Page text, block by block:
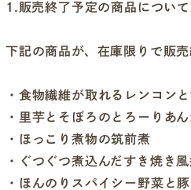
1.販売終了予定の商品について
下記の商品が、在庫限りで販売
・食物繊維が取れるレンコン
・里芋とそぼろのとろーりあ
・ほっこり煮物の筑前煮
・ぐつぐつ煮込んだすき焼き
・ほんのりスパイシー野菜と